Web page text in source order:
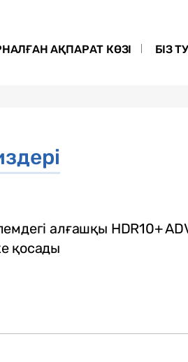
АҚПАРАТ КӨЗІ БІЗ
алғашқы HDR10+
қосады